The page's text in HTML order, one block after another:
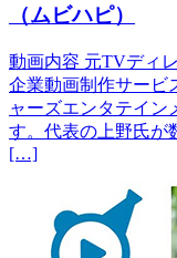
（ムビハピ）
動画内容 元TVディ
企業動画制作サービ
ャーズエンタテイン
す。代表の上野氏が
[…]